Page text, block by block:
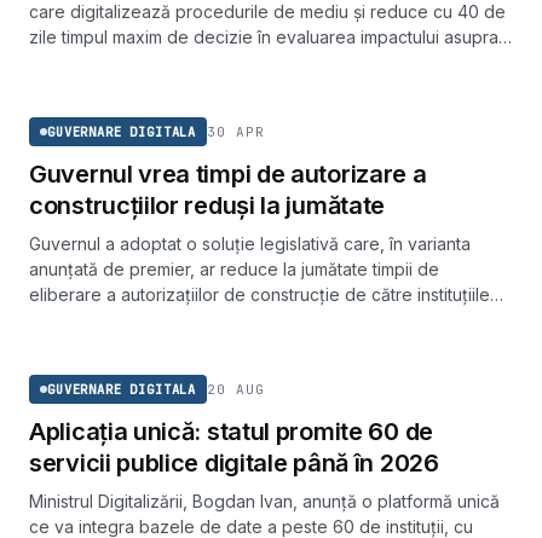
care digitalizează procedurile de mediu și reduce cu 40 de
zile timpul maxim de decizie în evaluarea impactului asupra
GUVERNARE DIGITALA 30 APR
Guvernul vrea timpi de autorizare a
construcțiilor reduși la jumătate
Guvernul a adoptat o soluție legislativă care, în varianta
anunțată de premier, ar reduce la jumătate timpii de
eliberare a autorizațiilor de construcție de către instituțiile
GUVERNARE DIGITALA 20 AUG
Aplicația unică: statul promite 60 de
servicii publice digitale până în 2026
Ministrul Digitalizării, Bogdan Ivan, anunță o platformă unică
ce va integra bazele de date a peste 60 de instituții, cu